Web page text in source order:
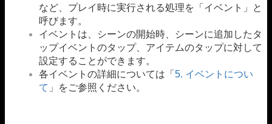
など、プレイ時に実行される処理を「イベント」と
呼びます。
イベントは、シーンの開始時、シーンに追加したタ
ップイベントのタップ、アイテムのタップに対して
設定することができます。
各イベントの詳細については「 5. イベントについ
て 」をご参照ください。